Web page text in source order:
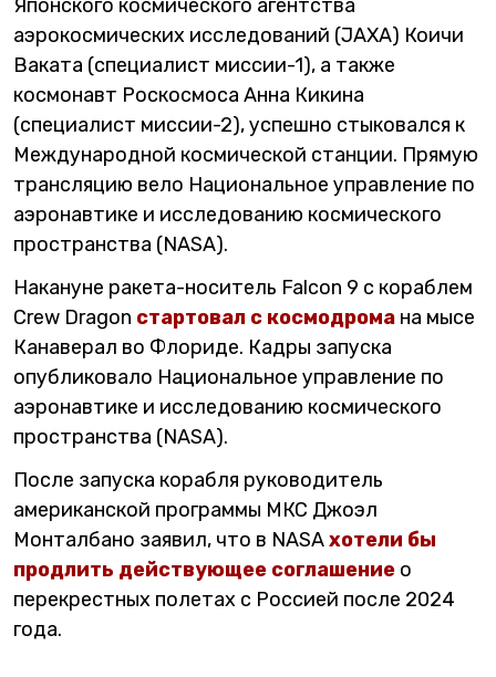
Японского космического агентства
аэрокосмических исследований (JAXA) Коичи
Ваката (специалист миссии-1), а также
космонавт Роскосмоса Анна Кикина
(специалист миссии-2), успешно стыковался к
Международной космической станции. Прямую
трансляцию вело Национальное управление по
аэронавтике и исследованию космического
пространства (NASA).
Накануне ракета-носитель Falcon 9 с кораблем
Crew Dragon стартовал с космодрома на мысе
Канаверал во Флориде. Кадры запуска
опубликовало Национальное управление по
аэронавтике и исследованию космического
пространства (NASA).
После запуска корабля руководитель
американской программы МКС Джоэл
Монталбано заявил, что в NASAхотели бы
продлить действующее соглашение о
перекрестных полетах с Россией после 2024
года.